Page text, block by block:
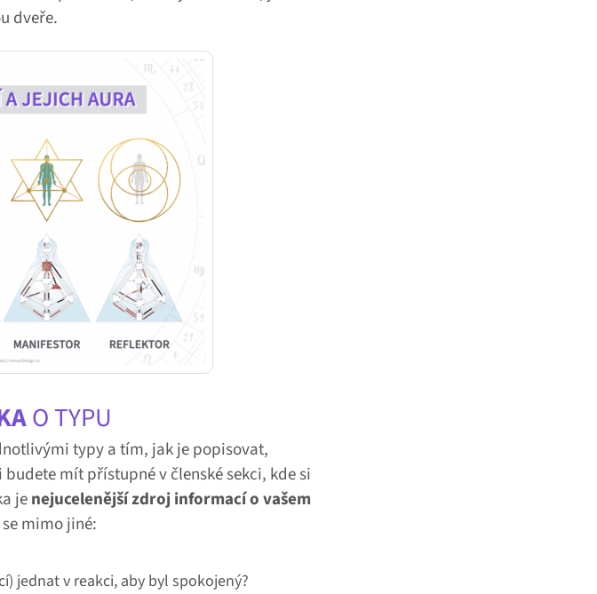
dveře.
O TYPU
typy a tím, jak je popisovat,
budete mít přístupné v členské sekci, kde si
jenejucelenější zdroj informací o vašem
mimo jiné:
jednat v reakci, aby byl spokojený?